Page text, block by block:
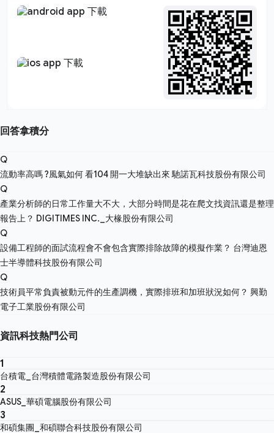
回答拿積分
Q
流動率高嗎 ?風氣如何 看104 開一大堆缺出來 馳諾瓦科技股份有限公司
Q
產業分析師的日常工作量大不大，大部分時間是花在爬文找資訊還是整理
報告上？ DIGITIMES INC._大椽股份有限公司
Q
設備工程師的面試流程會不會包含實際排除故障的模擬作業？ 台灣迪恩
士半導體科技股份有限公司
Q
技術員平常負責被動元件的生產調機，實際排班和加班狀況如何？ 興勤
電子工業股份有限公司
資訊科技熱門公司
1
台積電_台灣積體電路製造股份有限公司
2
ASUS_華碩電腦股份有限公司
3
和碩集團_和碩聯合科技股份有限公司